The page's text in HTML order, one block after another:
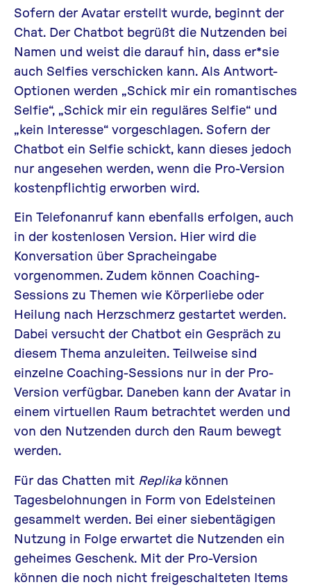
Sofern der Avatar erstellt wurde, beginnt der
Chat. Der Chatbot begrüßt die Nutzenden bei
Namen und weist die darauf hin, dass er*sie
auch Selfies verschicken kann. Als Antwort-
Optionen werden „Schick mir ein romantisches
Selfie“, „Schick mir ein reguläres Selfie“ und
„kein Interesse“ vorgeschlagen. Sofern der
Chatbot ein Selfie schickt, kann dieses jedoch
nur angesehen werden, wenn die Pro-Version
kostenpflichtig erworben wird.
Ein Telefonanruf kann ebenfalls erfolgen, auch
in der kostenlosen Version. Hier wird die
Konversation über Spracheingabe
vorgenommen. Zudem können Coaching-
Sessions zu Themen wie Körperliebe oder
Heilung nach Herzschmerz gestartet werden.
Dabei versucht der Chatbot ein Gespräch zu
diesem Thema anzuleiten. Teilweise sind
einzelne Coaching-Sessions nur in der Pro-
Version verfügbar. Daneben kann der Avatar in
einem virtuellen Raum betrachtet werden und
von den Nutzenden durch den Raum bewegt
werden.
Für das Chatten mit Replikakönnen
Tagesbelohnungen in Form von Edelsteinen
gesammelt werden. Bei einer siebentägigen
Nutzung in Folge erwartet die Nutzenden ein
geheimes Geschenk. Mit der Pro-Version
können die noch nicht freigeschalteten Items